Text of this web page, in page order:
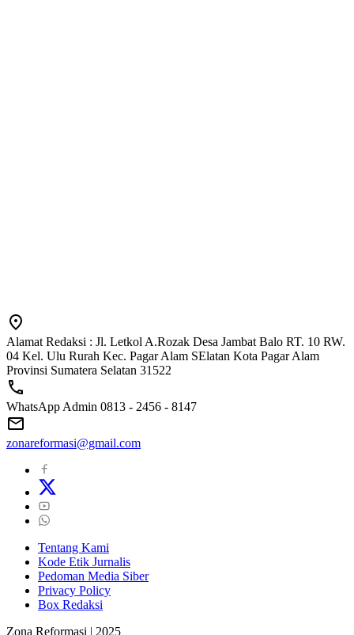
Alamat Redaksi : Jl. Letkol A.Rozak Desa Jambat Balo RT. 10 RW.
04 Kel. Ulu Rurah Kec. Pagar Alam SElatan Kota Pagar Alam
Provinsi Sumatera Selatan 31522
WhatsApp Admin 0813 - 2456 - 8147
zonareformasi@gmail.com
Tentang Kami
Kode Etik Jurnalis
Pedoman Media Siber
Privacy Policy
Box Redaksi
Zona Reformasi | 2025